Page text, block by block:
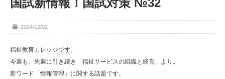
国試新情報！国試対策 №32
2024/12/02
福祉教育カレッジです。
今週も、先週に引き続き「福祉サービスの組織と経営」より。
新ワード「情報管理」に関する話題です。